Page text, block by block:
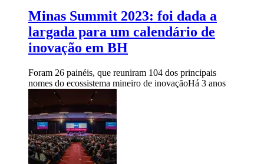
Minas Summit 2023: foi dada a
largada para um calendário de
inovação em BH
Foram 26 painéis, que reuniram 104 dos principais
nomes do ecossistema mineiro de inovaçãoHá 3 anos